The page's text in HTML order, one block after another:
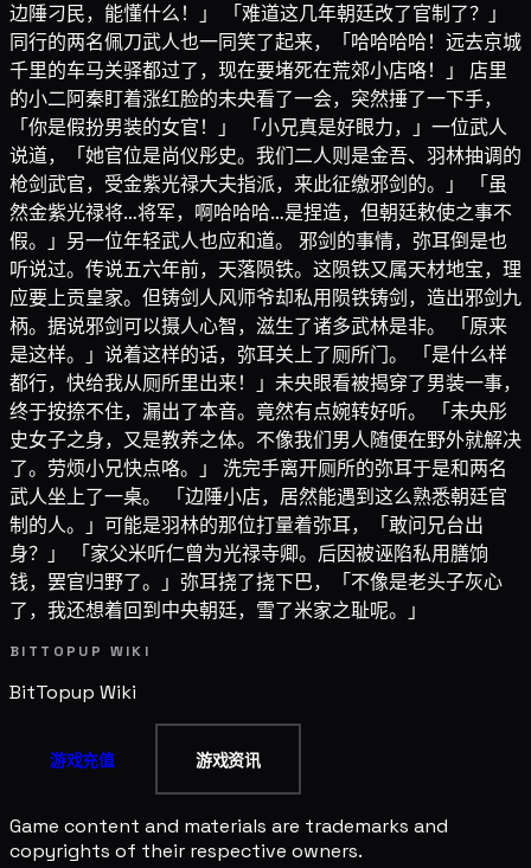
边陲刁民，能懂什么！」 「难道这几年朝廷改了官制了？」
同行的两名佩刀武人也一同笑了起来，「哈哈哈哈！远去京城
千里的车马关驿都过了，现在要堵死在荒郊小店咯！」 店里
的小二阿秦盯着涨红脸的未央看了一会，突然捶了一下手，
「你是假扮男装的女官！」 「小兄真是好眼力，」一位武人
说道，「她官位是尚仪彤史。我们二人则是金吾、羽林抽调的
枪剑武官，受金紫光禄大夫指派，来此征缴邪剑的。」 「虽
然金紫光禄将…将军，啊哈哈哈…是捏造，但朝廷敕使之事不
假。」另一位年轻武人也应和道。 邪剑的事情，弥耳倒是也
听说过。传说五六年前，天落陨铁。这陨铁又属天材地宝，理
应要上贡皇家。但铸剑人风师爷却私用陨铁铸剑，造出邪剑九
柄。据说邪剑可以摄人心智，滋生了诸多武林是非。 「原来
是这样。」说着这样的话，弥耳关上了厕所门。 「是什么样
都行，快给我从厕所里出来！」未央眼看被揭穿了男装一事，
终于按捺不住，漏出了本音。竟然有点婉转好听。 「未央彤
史女子之身，又是教养之体。不像我们男人随便在野外就解决
了。劳烦小兄快点咯。」 洗完手离开厕所的弥耳于是和两名
武人坐上了一桌。 「边陲小店，居然能遇到这么熟悉朝廷官
制的人。」可能是羽林的那位打量着弥耳，「敢问兄台出
身？」 「家父米听仁曾为光禄寺卿。后因被诬陷私用膳饷
钱，罢官归野了。」弥耳挠了挠下巴，「不像是老头子灰心
了，我还想着回到中央朝廷，雪了米家之耻呢。」
BITTOPUP WIKI
BitTopup Wiki
游戏充值 游戏资讯
Game content and materials are trademarks and
copyrights of their respective owners.